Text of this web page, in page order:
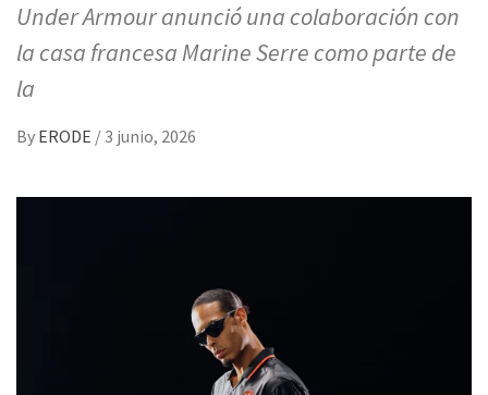
Under Armour anunció una colaboración con
la casa francesa Marine Serre como parte de
la
By ERODE / 3 junio, 2026